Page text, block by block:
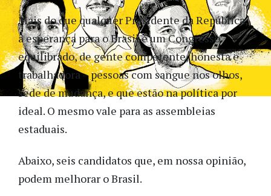
Mais do que qualquer Presidente da República,
a esperança para o Brasil é um Congresso
equilibrado, de gente competente, honesta e
trabalhadora – pessoas com sangue nos olhos,
sede de mudança, e que estão na política por
ideal. O mesmo vale para as assembleias
estaduais.
Abaixo, seis candidatos que, em nossa opinião,
podem melhorar o Brasil.